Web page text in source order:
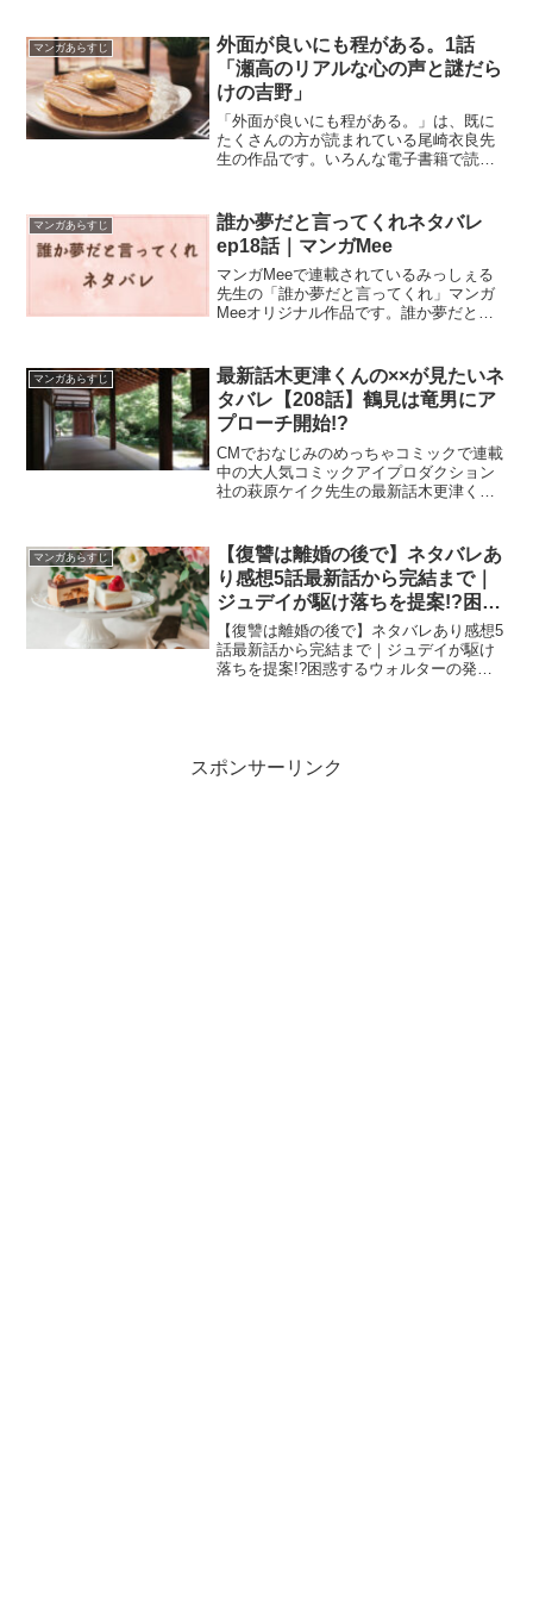
マンガあらすじ
外面が良いにも程がある。1話
「瀬高のリアルな心の声と謎だら
けの吉野」
「外面が良いにも程がある。」は、既に
たくさんの方が読まれている尾崎衣良先
生の作品です。いろんな電子書籍で読む
いきたいと思います。「外面が良いにも
程がある。」1話の個人的な感想（ネタバ
レあり）をまとめました。
マンガあらすじ
誰か夢だと言ってくれネタバレ
ep18話｜マンガMee
マンガMeeで連載されているみっしぇる
先生の「誰か夢だと言ってくれ」マンガ
Meeオリジナル作品です。誰か夢だと言
い！！っていう方はマンガMeeのアプリ
で『誰か夢だと言って...
マンガあらすじ
最新話木更津くんの××が見たいネ
タバレ【208話】鶴見は竜男にア
プローチ開始!?
CMでおなじみのめっちゃコミックで連載
中の大人気コミックアイプロダクション
社の萩原ケイク先生の最新話木更津くん
マンガあらすじ
【復讐は離婚の後で】ネタバレあ
り感想5話最新話から完結まで｜
ジュデイが駆け落ちを提案!?困惑
するウォルターの発言も気になる
【復讐は離婚の後で】ネタバレあり感想5
話最新話から完結まで｜ジュデイが駆け
落ちを提案!?困惑するウォルターの発言
スポンサーリンク